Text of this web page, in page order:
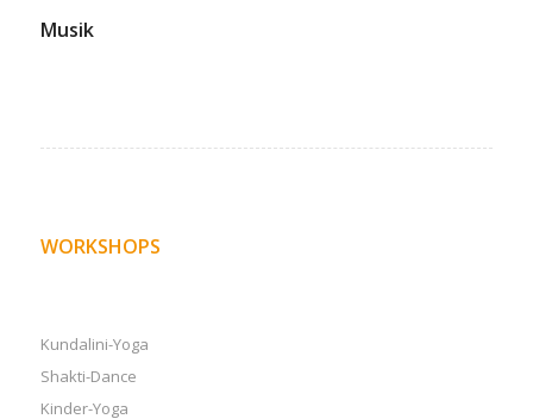
Musik
WORKSHOPS
Kundalini-Yoga
Shakti-Dance
Kinder-Yoga